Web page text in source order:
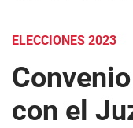
ELECCIONES 2023
con el